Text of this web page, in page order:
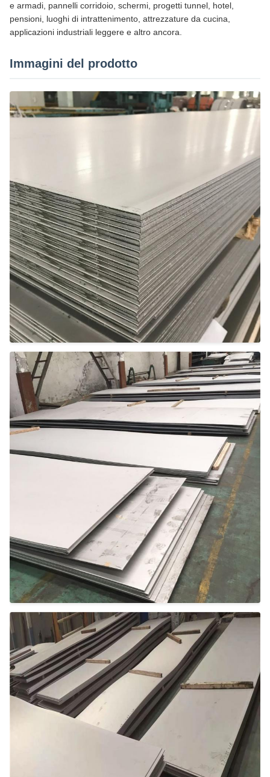
e armadi, pannelli corridoio, schermi, progetti tunnel, hotel,
pensioni, luoghi di intrattenimento, attrezzature da cucina,
applicazioni industriali leggere e altro ancora.
Immagini del prodotto